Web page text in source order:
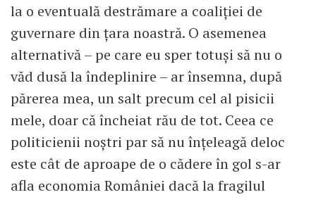
la o eventuală destrămare a coaliției de
guvernare din țara noastră. O asemenea
alternativă – pe care eu sper totuși să nu o
văd dusă la îndeplinire – ar însemna, după
părerea mea, un salt precum cel al pisicii
mele, doar că încheiat rău de tot. Ceea ce
politicienii noștri par să nu înțeleagă deloc
este cât de aproape de o cădere în gol s-ar
afla economia României dacă la fragilul